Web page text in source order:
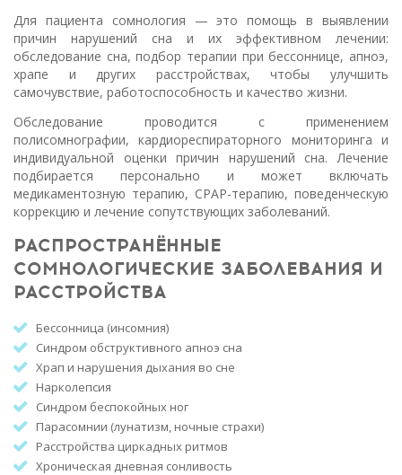
Для пациента сомнология — это помощь в выявлении
причин нарушений сна и их эффективном лечении:
обследование сна, подбор терапии при бессоннице, апноэ,
храпе и других расстройствах, чтобы улучшить
самочувствие, работоспособность и качество жизни.
Обследование проводится с применением
полисомнографии, кардиореспираторного мониторинга и
индивидуальной оценки причин нарушений сна. Лечение
подбирается персонально и может включать
медикаментозную терапию, CPAP-терапию, поведенческую
коррекцию и лечение сопутствующих заболеваний.
РАСПРОСТРАНЁННЫЕ
СОМНОЛОГИЧЕСКИЕ ЗАБОЛЕВАНИЯ И
РАССТРОЙСТВА
Бессонница (инсомния)
Синдром обструктивного апноэ сна
Храп и нарушения дыхания во сне
Нарколепсия
Синдром беспокойных ног
Парасомнии (лунатизм, ночные страхи)
Расстройства циркадных ритмов
Хроническая дневная сонливость